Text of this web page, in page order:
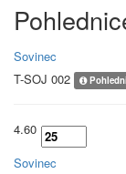
Sovinec
T-SOJ 002
4.60
Sovinec